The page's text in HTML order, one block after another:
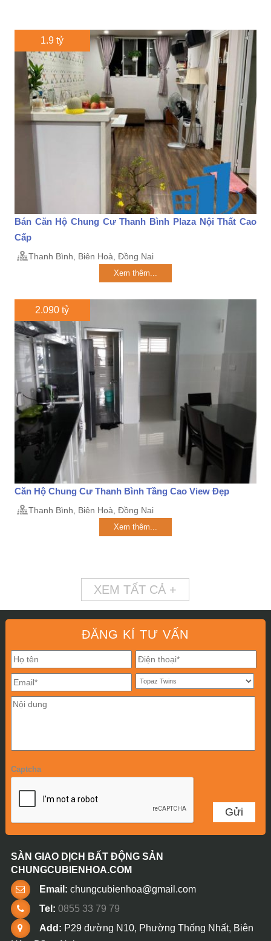
1.9 tỷ
Bán Căn Hộ Chung Cư Thanh Bình Plaza Nội Thất Cao
Cấp
Thanh Bình, Biên Hoà, Đồng Nai
Xem thêm...
2.090 tỷ
Căn Hộ Chung Cư Thanh Bình Tầng Cao View Đẹp
Thanh Bình, Biên Hoà, Đồng Nai
Xem thêm...
XEM TẤT CẢ +
ĐĂNG KÍ TƯ VẤN
Captcha
SÀN GIAO DỊCH BẤT ĐỘNG SẢN
CHUNGCUBIENHOA.COM
Email: chungcubienhoa@gmail.com
Tel: 0855 33 79 79
Add: P29 đường N10, Phường Thống Nhất, Biên